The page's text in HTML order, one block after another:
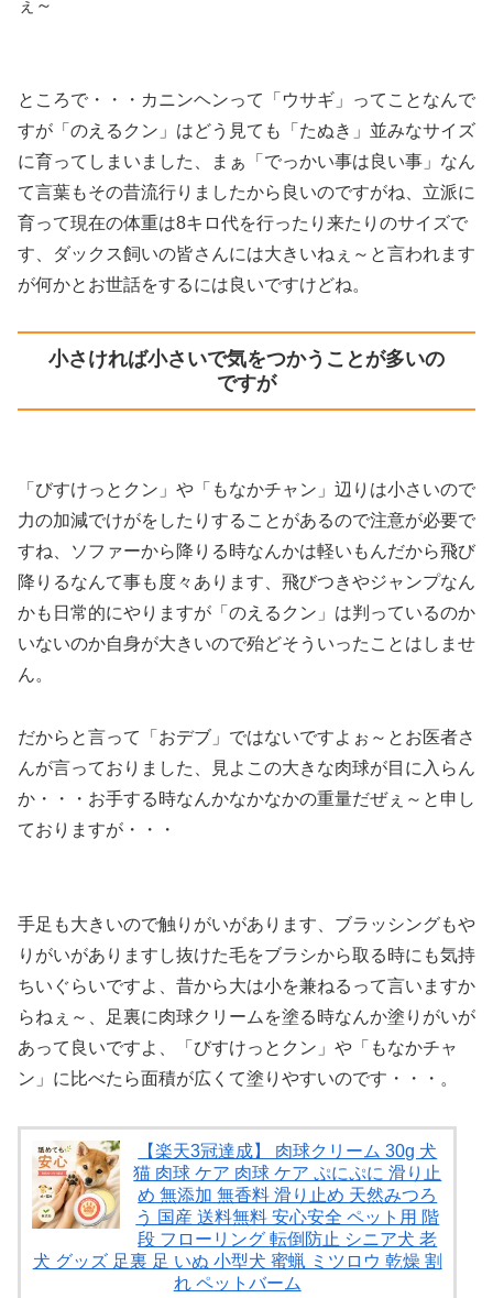
ぇ～
ところで・・・カニンヘンって「ウサギ」ってことなんで
すが「のえるクン」はどう見ても「たぬき」並みなサイズ
に育ってしまいました、まぁ「でっかい事は良い事」なん
て言葉もその昔流行りましたから良いのですがね、立派に
育って現在の体重は8キロ代を行ったり来たりのサイズで
す、ダックス飼いの皆さんには大きいねぇ～と言われます
が何かとお世話をするには良いですけどね。
小さければ小さいで気をつかうことが多いの
ですが
「びすけっとクン」や「もなかチャン」辺りは小さいので
力の加減でけがをしたりすることがあるので注意が必要で
すね、ソファーから降りる時なんかは軽いもんだから飛び
降りるなんて事も度々あります、飛びつきやジャンプなん
かも日常的にやりますが「のえるクン」は判っているのか
いないのか自身が大きいので殆どそういったことはしませ
ん。
だからと言って「おデブ」ではないですよぉ～とお医者さ
んが言っておりました、見よこの大きな肉球が目に入らん
か・・・お手する時なんかなかなかの重量だぜぇ～と申し
ておりますが・・・
手足も大きいので触りがいがあります、ブラッシングもや
りがいがありますし抜けた毛をブラシから取る時にも気持
ちいぐらいですよ、昔から大は小を兼ねるって言いますか
らねぇ～、足裏に肉球クリームを塗る時なんか塗りがいが
あって良いですよ、「びすけっとクン」や「もなかチャ
ン」に比べたら面積が広くて塗りやすいのです・・・。
【楽天3冠達成】 肉球クリーム 30g 犬
猫 肉球 ケア 肉球 ケア ぷにぷに 滑り止
め 無添加 無香料 滑り止め 天然みつろ
う 国産 送料無料 安心安全 ペット用 階
段 フローリング 転倒防止 シニア犬 老
犬 グッズ 足裏 足 いぬ 小型犬 蜜蝋 ミツロウ 乾燥 割
れ ペットバーム